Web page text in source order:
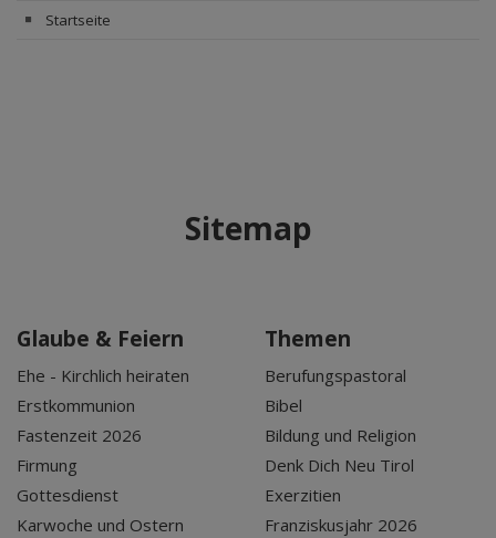
Startseite
Sitemap
Glaube & Feiern
Ehe - Kirchlich heiraten
Erstkommunion
Fastenzeit 2026
Firmung
Gottesdienst
Karwoche und Ostern
Themen
Berufungspastoral
Bibel
Bildung und Religion
Denk Dich Neu Tirol
Exerzitien
Franziskusjahr 2026